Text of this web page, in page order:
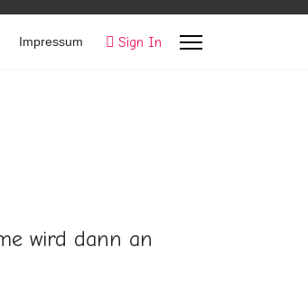
Impressum Sign In
wird dann an